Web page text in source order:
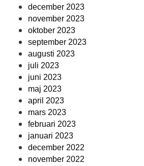
december 2023
november 2023
oktober 2023
september 2023
augusti 2023
juli 2023
juni 2023
maj 2023
april 2023
mars 2023
februari 2023
januari 2023
december 2022
november 2022